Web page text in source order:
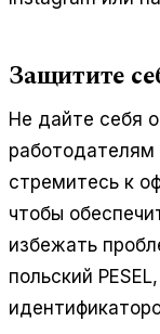
Защитите
Не дайте себя
работодателям
стремитесь к
чтобы
избежать
польский